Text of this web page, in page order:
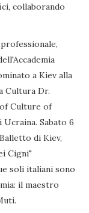
collaborando
a Kiev alla
Cultura Dr.
Culture of
Sabato 6
di Kiev,
Cigni"
soli italiani sono
il maestro